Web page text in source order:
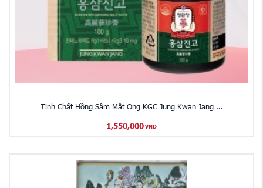
Tinh Chất Hồng Sâm Mật Ong KGC Jung Kwan Jang ...
1,550,000 VND